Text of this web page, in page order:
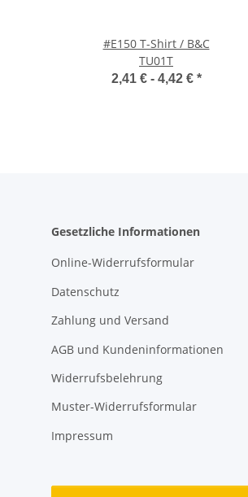
#E150 T-Shirt / B&C
TU01T
2,41 € - 4,42 € *
Gesetzliche Informationen
Online-Widerrufsformular
Datenschutz
Zahlung und Versand
AGB und Kundeninformationen
Widerrufsbelehrung
Muster-Widerrufsformular
Impressum